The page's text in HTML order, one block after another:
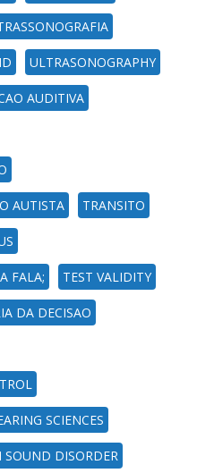
ULTRASONOGRAPHY
AUDITIVA
AUTISTA TRANSITO
FALA; TEST VALIDITY
DA DECISAO
SCIENCES
SOUND DISORDER